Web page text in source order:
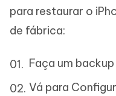
para restaurar o
de fábrica:
Faça um
Vá para